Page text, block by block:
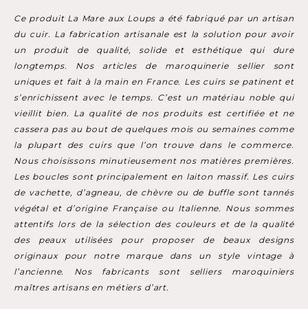
Ce produit La Mare aux Loups a été fabriqué par un artisan
du cuir. La fabrication artisanale est la solution pour avoir
un produit de qualité, solide et esthétique qui dure
longtemps. Nos articles de maroquinerie sellier sont
uniques et fait à la main en France. Les cuirs se patinent et
s’enrichissent avec le temps. C’est un matériau noble qui
vieillit bien. La qualité de nos produits est certifiée et ne
cassera pas au bout de quelques mois ou semaines comme
la plupart des cuirs que l’on trouve dans le commerce.
Nous choisissons minutieusement nos matières premières.
Les boucles sont principalement en laiton massif. Les cuirs
de vachette, d’agneau, de chèvre ou de buffle sont tannés
végétal et d’origine Française ou Italienne. Nous sommes
attentifs lors de la sélection des couleurs et de la qualité
des peaux utilisées pour proposer de beaux designs
originaux pour notre marque dans un style vintage à
l’ancienne. Nos fabricants sont selliers maroquiniers
maîtres artisans en métiers d’art.